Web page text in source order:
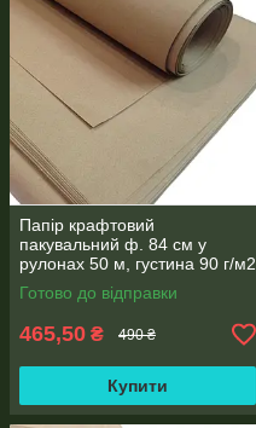
Папір крафтовий
пакувальний ф. 84 см у
рулонах 50 м, густина 90 г/м2
Готово до відправки
465,50 ₴ 490 ₴
Купити